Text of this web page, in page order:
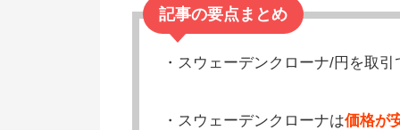
記事の要点まとめ
・スウェーデンクローナ/円を取
・スウェーデンクローナは価格が